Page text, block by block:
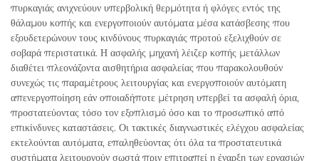
πυρκαγιάς ανιχνεύουν υπερβολική θερμότητα ή φλόγες εντός της
θάλαμου κοπής και ενεργοποιούν αυτόματα μέσα κατάσβεσης που
εξουδετερώνουν τους κινδύνους πυρκαγιάς προτού εξελιχθούν σε
σοβαρά περιστατικά. Η ασφαλής μηχανή λέιζερ κοπής μετάλλων
διαθέτει πλεονάζοντα αισθητήρια ασφαλείας που παρακολουθούν
συνεχώς τις παραμέτρους λειτουργίας και ενεργοποιούν αυτόματη
απενεργοποίηση εάν οποιαδήποτε μέτρηση υπερβεί τα ασφαλή όρια,
προστατεύοντας τόσο τον εξοπλισμό όσο και το προσωπικό από
επικίνδυνες καταστάσεις. Οι τακτικές διαγνωστικές ελέγχου ασφαλείας
εκτελούνται αυτόματα, επαληθεύοντας ότι όλα τα προστατευτικά
συστήματα λειτουργούν σωστά πριν επιτραπεί η έναρξη των εργασιών